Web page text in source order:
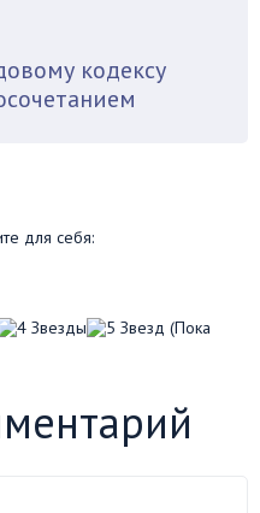
кодексу
для себя:
(Пока